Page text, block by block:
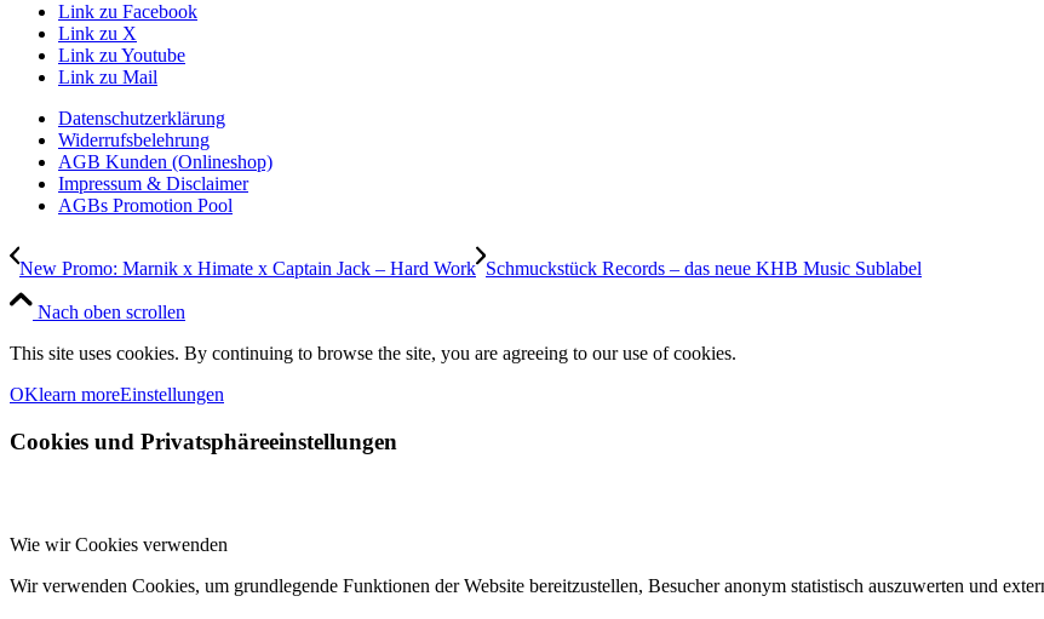
Link zu Facebook
Link zu X
Link zu Youtube
Link zu Mail
Datenschutzerklärung
Widerrufsbelehrung
AGB Kunden (Onlineshop)
Impressum & Disclaimer
AGBs Promotion Pool
New Promo: Marnik x Himate x Captain Jack – Hard Work Schmuckstück Records – das neue KHB Music Sublabel
Nach oben scrollen
This site uses cookies. By continuing to browse the site, you are agreeing to our use of cookies.
OKlearn moreEinstellungen
Cookies und Privatsphäreeinstellungen
Wie wir Cookies verwenden
Wir verwenden Cookies, um grundlegende Funktionen der Website bereitzustellen, Besucher anonym statistisch auszuwerten und